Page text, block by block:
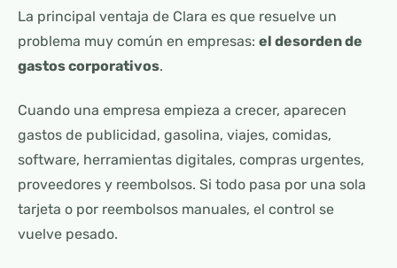
La principal ventaja de Clara es que resuelve un
problema muy común en empresas: el desorden de
gastos corporativos.
Cuando una empresa empieza a crecer, aparecen
gastos de publicidad, gasolina, viajes, comidas,
software, herramientas digitales, compras urgentes,
proveedores y reembolsos. Si todo pasa por una sola
tarjeta o por reembolsos manuales, el control se
vuelve pesado.